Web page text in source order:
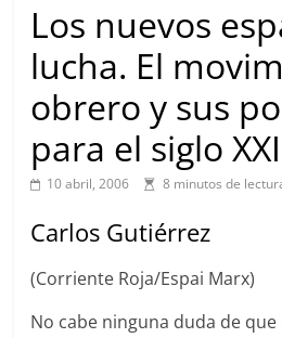
Los nuevos
lucha. El
obrero y sus
para el siglo XXI
10 abril, 2006 8 minutos de
Carlos Gutiérrez
(Corriente Roja/Espai Marx)
No cabe ninguna duda de